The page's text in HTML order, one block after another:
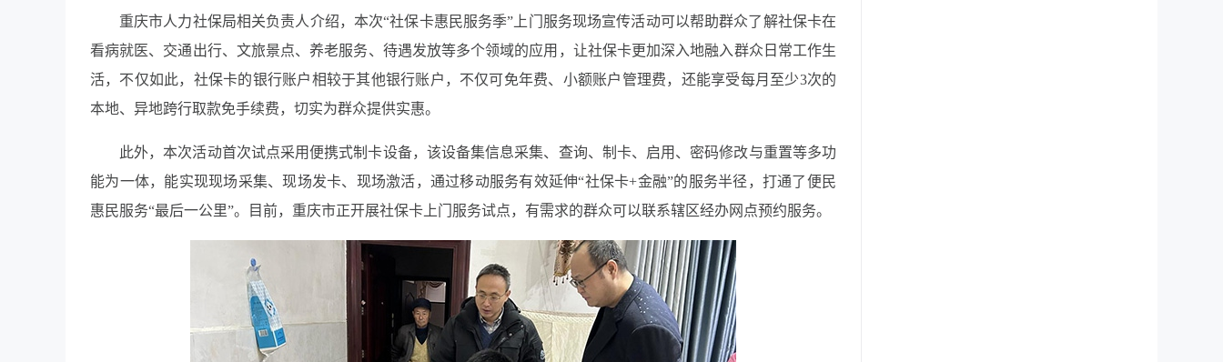
重庆市人力社保局相关负责人介绍，本次“社保卡惠民服务季”上门服务现场宣传活动可以帮助群众了解社保卡在
看病就医、交通出行、文旅景点、养老服务、待遇发放等多个领域的应用，让社保卡更加深入地融入群众日常工作生
活，不仅如此，社保卡的银行账户相较于其他银行账户，不仅可免年费、小额账户管理费，还能享受每月至少3次的
本地、异地跨行取款免手续费，切实为群众提供实惠。
此外，本次活动首次试点采用便携式制卡设备，该设备集信息采集、查询、制卡、启用、密码修改与重置等多功
能为一体，能实现现场采集、现场发卡、现场激活，通过移动服务有效延伸“社保卡+金融”的服务半径，打通了便民
惠民服务“最后一公里”。目前，重庆市正开展社保卡上门服务试点，有需求的群众可以联系辖区经办网点预约服务。